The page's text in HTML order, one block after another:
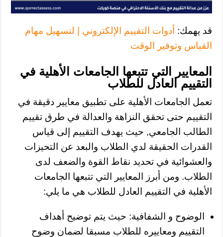
قد يهمك: أدوات التقييم الإلكتروني | لتسهيل مهام
القياس وتوفير الوقت
المعايير التي تتبعها الجامعات الأهلية في
التقييم العادل للطلاب
تعمل الجامعات الأهلية على تطبيق معايير دقيقة في
التقييم حتى تحقق النزاهة والعدالة في طرق تقييم
الطالب الجامعي, حيث يهدف التقييم إلى قياس
القدرات الحقيقة لدي الطلاب والبعد عن التحيزات
والعشوائية في تحديد نقاط القوة والضعف لدى
الطلاب. ومن أبرز المعايير التي تتبعها الجامعات
الأهلية في التقييم العادل للطلاب هي ما يلي:
الوضوح و الشفافية: حيث يتم توضيح أهداف
التقييم ومعاييره للطلاب مسبقا لضمان وضوح